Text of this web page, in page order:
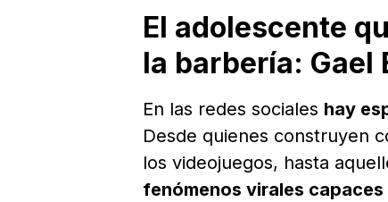
El adolescente
la barbería: Gael
En las redes sociales hay
Desde quienes construyen
los videojuegos, hasta
fenómenos virales